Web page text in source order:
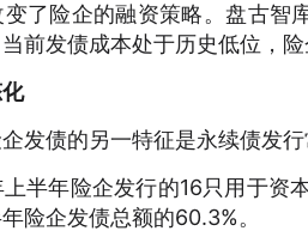
了险企的融资策略。盘古智
前发债成本处于历史低位，
发债的另一特征是永续债发
半年险企发行的16只用于资
险企发债总额的60.3%。